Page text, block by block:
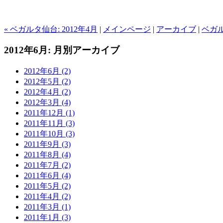
« ベガルタ仙台: 2012年4月 | メインページ | アーカイブ | ベガ
2012年6月: 月別アーカイブ
2012年6月 (2)
2012年5月 (2)
2012年4月 (2)
2012年3月 (4)
2011年12月 (1)
2011年11月 (3)
2011年10月 (3)
2011年9月 (3)
2011年8月 (4)
2011年7月 (2)
2011年6月 (4)
2011年5月 (2)
2011年4月 (2)
2011年3月 (1)
2011年1月 (3)